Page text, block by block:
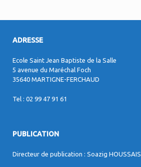
ADRESSE
Ecole Saint Jean Baptiste de la Salle
5 avenue du Maréchal Foch
35640 MARTIGNE-FERCHAUD
Tel : 02 99 47 91 61
PUBLICATION
Directeur de publication : Soazig HOUSSAIS